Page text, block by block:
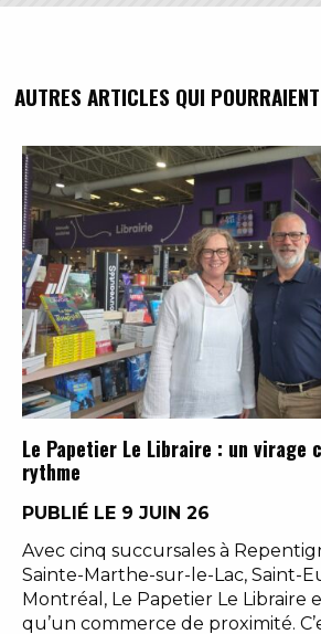
AUTRES ARTICLES QUI
Le Papetier Le Libraire : un virage
rythme
PUBLIÉ LE 9 JUIN 26
Avec cinq succursales à
Sainte-Marthe-sur-le-Lac, Saint-
Montréal, Le Papetier Le Libraire
qu’un commerce de proximité.